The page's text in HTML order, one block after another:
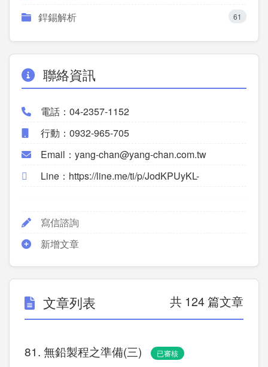
銲錫解析 61
聯絡資訊
電話：04-2357-1152
行動：0932-965-705
Email：yang-chan@yang-chan.com.tw
Line：https://line.me/ti/p/JodKPUyKL-
寫信諮詢
新增文章
文章列表 共 124 篇文章
81. 無鉛製程之準備(三) 已審核